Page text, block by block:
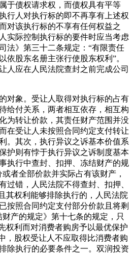
于债权请求权，而债权具有平等
行人对执行标的即不再享有上述权
对该执行标的不享有任何权益之
实际控制执行标的要件时应当考虑
法》第三十二条规定：“有限责任
股东名册主张行使股东权利”。
人应在人民法院查封之前完成公司
对象。受让人取得对执行标的占有
给付关系，两者相互依存，相互构
为转让价款，其责任财产范围并没
在受让人未按照合同约定支付转让
。其次，执行异议之诉基本价值系
护则有悖于执行异议之诉制度基本
执行中查封、扣押、冻结财产的规
者全部价款并实际占有该财产，
错，人民法院不得查封、扣押、
其权利能够排除执行的，人民法院
按照合同约定支付部分价款且将剩
产的规定》第十七条的规定，只
权利而对消费者购房予以最优保护
，股权受让人不应取得比消费者购
除执行的必要条件之一。双润投资